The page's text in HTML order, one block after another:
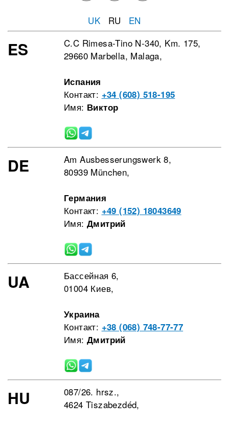
UK RU EN
ES
C.C Rimesa-Tino N-340, Km. 175,
29660 Marbella, Malaga,
Испания
Контакт: +34 (608) 518-195
Имя: Виктор
DE
Am Ausbesserungswerk 8,
80939 München,
Германия
Контакт: +49 (152) 18043649
Имя: Дмитрий
UA
Бассейная 6,
01004 Киев,
Украина
Контакт: +38 (068) 748-77-77
Имя: Дмитрий
HU
087/26. hrsz.,
4624 Tiszabezdéd,